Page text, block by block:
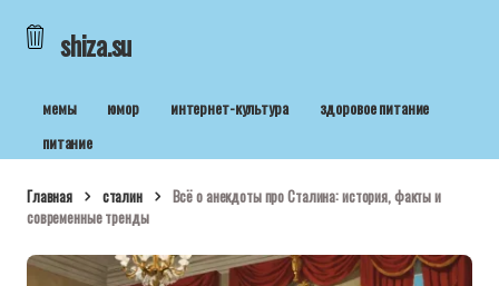
shiza.su
мемы юмор интернет-культура
здоровое питание
питание
Главная сталин
Всё о анекдоты про Сталина: история, факты и
современные тренды